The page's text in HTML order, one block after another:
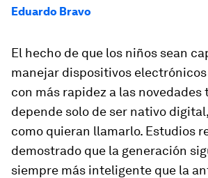
Eduardo Bravo
El hecho de que los niños sean
manejar dispositivos
con más rapidez a las novedades
depende solo de ser nativo digital,
como quieran llamarlo. Estudios
demostrado que la generación
siempre más inteligente que la